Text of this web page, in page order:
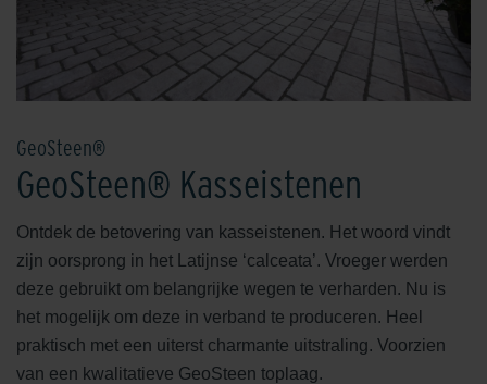
GeoSteen®
GeoSteen® Kasseistenen
Ontdek de betovering van kasseistenen. Het woord vindt
zijn oorsprong in het Latijnse ‘calceata’. Vroeger werden
deze gebruikt om belangrijke wegen te verharden. Nu is
het mogelijk om deze in verband te produceren. Heel
praktisch met een uiterst charmante uitstraling. Voorzien
van een kwalitatieve GeoSteen toplaag.